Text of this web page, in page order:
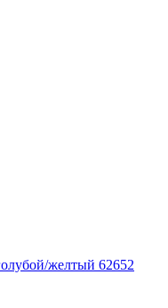
желтый 62652